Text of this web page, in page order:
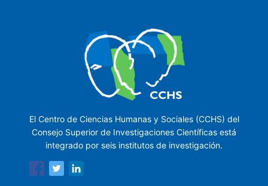
El Centro de Ciencias Humanas y Sociales (CCHS) del
Consejo Superior de Investigaciones Científicas está
integrado por seis institutos de investigación.